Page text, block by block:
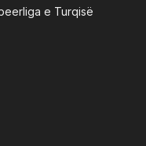
e Turqisë